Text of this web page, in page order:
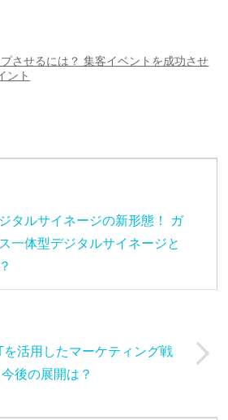
させるには？ 集客イベントを成功させ
ント
タルサイネージの新形態！ ガ
一体型デジタルサイネージと
を活用したマーケティング戦
後の展開は？